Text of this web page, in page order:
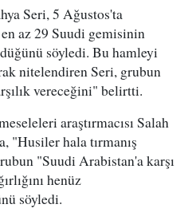
Seri, 5 Ağustos'ta
az 29 Suudi gemisinin
söyledi. Bu hamleyi
nitelendiren Seri, grubun
vereceğini" belirtti.
araştırmacısı Salah
"Husiler hala tırmanış
"Suudi Arabistan'a karşı
henüz
söyledi.